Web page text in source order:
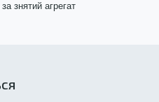
знятий агрегат